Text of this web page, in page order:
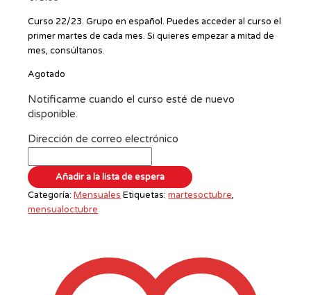
Curso 22/23. Grupo en español. Puedes acceder al curso el
primer martes de cada mes. Si quieres empezar a mitad de
mes, consúltanos.
Agotado
Notificarme cuando el curso esté de nuevo
disponible.
Dirección de correo electrónico
Categoría:Mensuales Etiquetas:martesoctubre,
mensualoctubre